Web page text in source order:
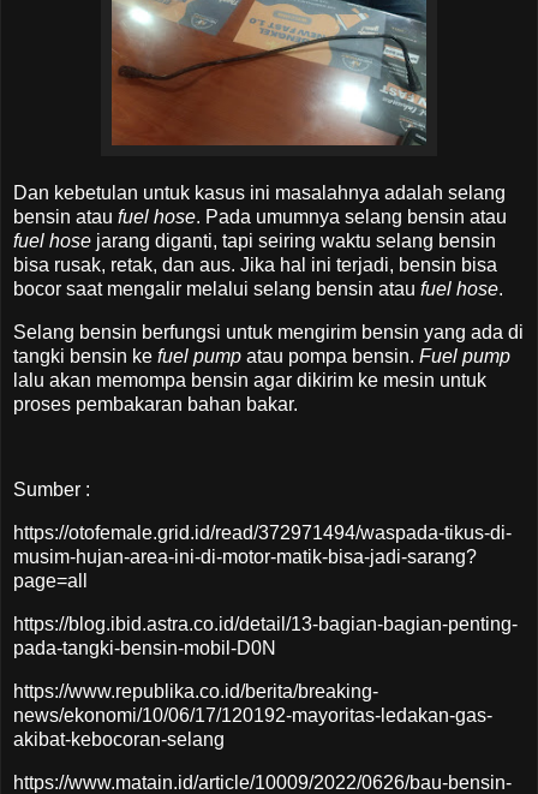
Dan kebetulan untuk kasus ini masalahnya adalah selang
bensin atau fuel hose. Pada umumnya selang bensin atau
fuel hose jarang diganti, tapi seiring waktu selang bensin
bisa rusak, retak, dan aus. Jika hal ini terjadi, bensin bisa
bocor saat mengalir melalui selang bensin atau fuel hose.
Selang bensin berfungsi untuk mengirim bensin yang ada di
tangki bensin ke fuel pump atau pompa bensin. Fuel pump
lalu akan memompa bensin agar dikirim ke mesin untuk
proses pembakaran bahan bakar.
Sumber :
https://otofemale.grid.id/read/372971494/waspada-tikus-di-
musim-hujan-area-ini-di-motor-matik-bisa-jadi-sarang?
page=all
https://blog.ibid.astra.co.id/detail/13-bagian-bagian-penting-
pada-tangki-bensin-mobil-D0N
https://www.republika.co.id/berita/breaking-
news/ekonomi/10/06/17/120192-mayoritas-ledakan-gas-
akibat-kebocoran-selang
https://www.matain.id/article/10009/2022/0626/bau-bensin-